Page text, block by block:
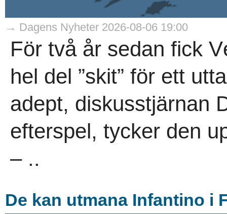
→ Dagens Nyheter 2026-08-06 19:00
För två år sedan fick
hel del ”skit” för ett
adept, diskusstjärnan
efterspel, tycker den
– ..
De kan utmana Infantino i